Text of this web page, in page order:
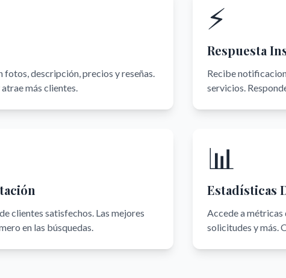
descripción, precios y reseñas.
más clientes.
⚡
Respuesta
Recibe
servicios.
clientes satisfechos. Las mejores
en las búsquedas.
📊
Estadísticas
Accede a
solicitudes y más.